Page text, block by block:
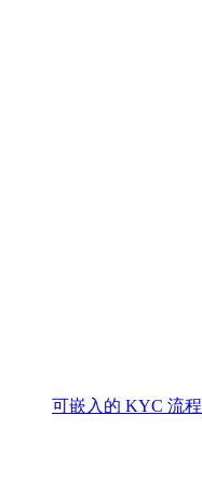
可嵌入的 KYC 流程